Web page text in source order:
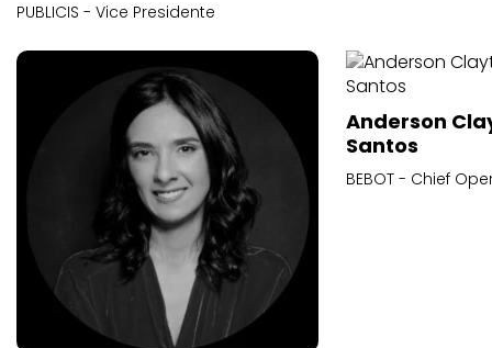
PUBLICIS - Vice Presidente
Anderson
Santos
BEBOT - Chief